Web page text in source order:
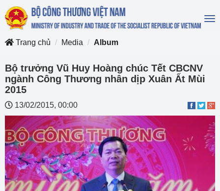
Trang chủ
Media Album
Bộ trưởng Vũ Huy Hoàng chúc Tết CBCNV
ngành Công Thương nhân dịp Xuân Ất Mùi
2015
13/02/2015, 00:00